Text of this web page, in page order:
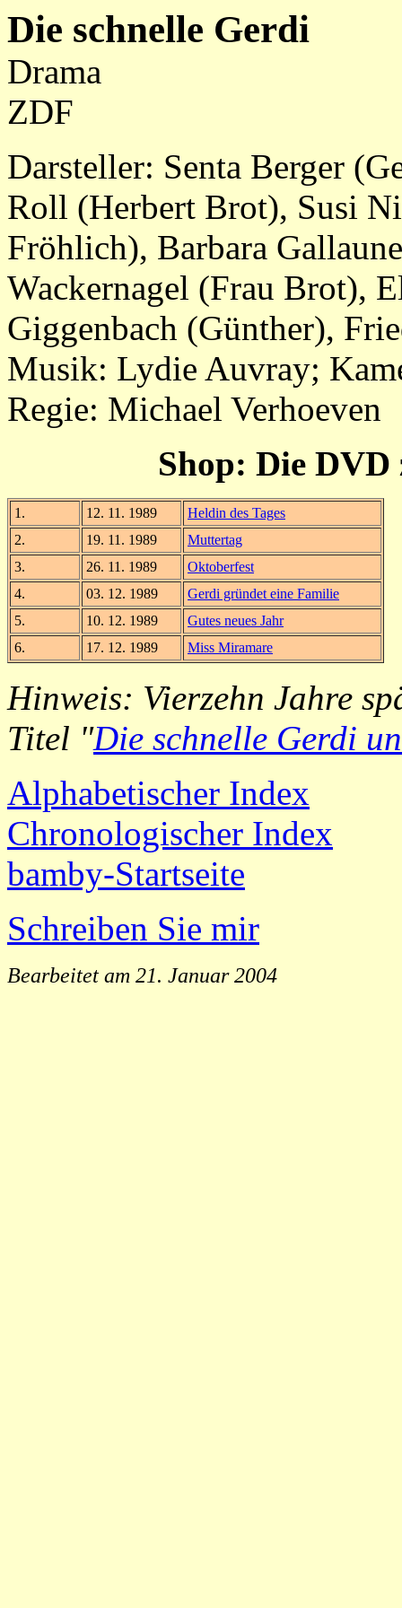
Die schnelle Gerdi
Drama
ZDF
Darsteller: Senta Berger
Roll (Herbert Brot), Susi
Fröhlich), Barbara
Wackernagel (Frau Brot),
Giggenbach (Günther),
Musik: Lydie Auvray;
Regie: Michael Verhoeven
Shop: Die
1. 12. 11. 1989
Heldin des Tages
2.
19. 11. 1989
Muttertag
3.
26. 11. 1989
Oktoberfest
4.
03. 12. 1989
Gerdi gründet eine Familie
5.
10. 12. 1989
Gutes neues Jahr
6.
17. 12. 1989 Miss Miramare
Hinweis: Vierzehn Jahre
Titel "Die schnelle Gerdi
Alphabetischer Index
Chronologischer Index
bamby-Startseite
Schreiben Sie mir
Bearbeitet am 21. Januar 2004